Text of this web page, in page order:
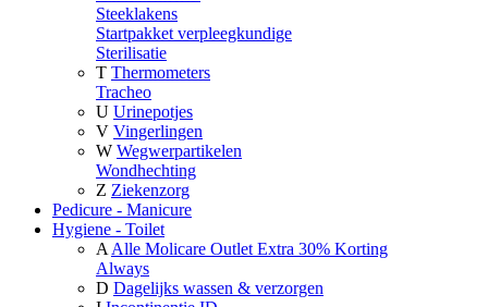
Steeklakens
Startpakket verpleegkundige
Sterilisatie
T Thermometers
Tracheo
U Urinepotjes
V Vingerlingen
W Wegwerpartikelen
Wondhechting
Z Ziekenzorg
Pedicure - Manicure
Hygiene - Toilet
A Alle Molicare Outlet Extra 30% Korting
Always
D Dagelijks wassen & verzorgen